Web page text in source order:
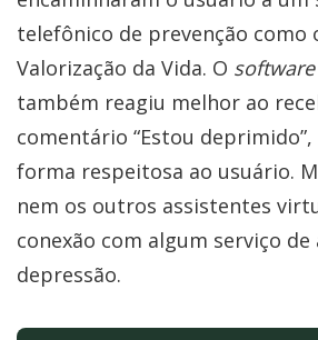
telefônico de prevenção como
Valorização da Vida. O software
também reagiu melhor ao
comentário “Estou
forma respeitosa ao usuário.
nem os outros assistentes
conexão com algum serviço
depressão.